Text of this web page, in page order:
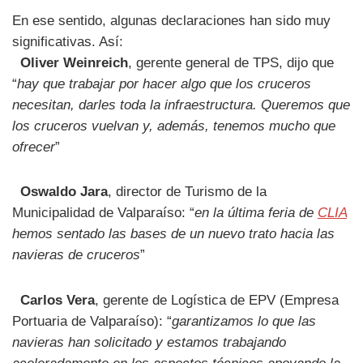
En ese sentido, algunas declaraciones han sido muy
significativas. Así:
Oliver Weinreich, gerente general de TPS, dijo que
“hay que trabajar por hacer algo que los cruceros
necesitan, darles toda la infraestructura. Queremos que
los cruceros vuelvan y, además, tenemos mucho que
ofrecer”
Oswaldo Jara, director de Turismo de la
Municipalidad de Valparaíso: “en la última feria de CLIA
hemos sentado las bases de un nuevo trato hacia las
navieras de cruceros”
Carlos Vera, gerente de Logística de EPV (Empresa
Portuaria de Valparaíso): “garantizamos lo que las
navieras han solicitado y estamos trabajando